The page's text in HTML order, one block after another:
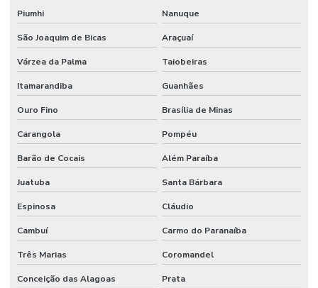
Piumhi Nanuque
São Joaquim de Bicas Araçuaí
Várzea da Palma Taiobeiras
Itamarandiba Guanhães
Ouro Fino Brasília de Minas
Carangola Pompéu
Barão de Cocais Além Paraíba
Juatuba Santa Bárbara
Espinosa Cláudio
Cambuí Carmo do Paranaíba
Três Marias Coromandel
Conceição das Alagoas Prata